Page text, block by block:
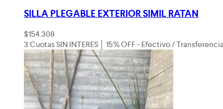
SILLA PLEGABLE EXTERIOR SIMIL RATAN
$154.308
3 Cuotas SIN INTERES │ 15% OFF - Efectivo /